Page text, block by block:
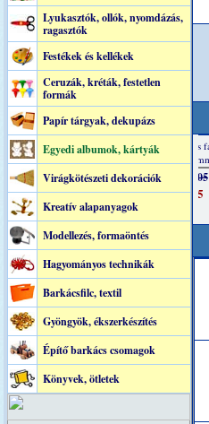
Lyukasztók, ollók, nyomdázás,
ragasztók
Festékek és kellékek
Ceruzák, kréták, festetlen
formák
Papír tárgyak, dekupázs
Egyedi albumok, kártyák
Virágkötészeti dekorációk
Kreatív alapanyagok
Modellezés, formaöntés
Hagyományos technikák
Barkácsfilc, textil
Gyöngyök, ékszerkészítés
Építő barkács csomagok
Könyvek, ötletek